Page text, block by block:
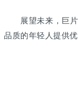
展望未来，巨片
品质的年轻人提供